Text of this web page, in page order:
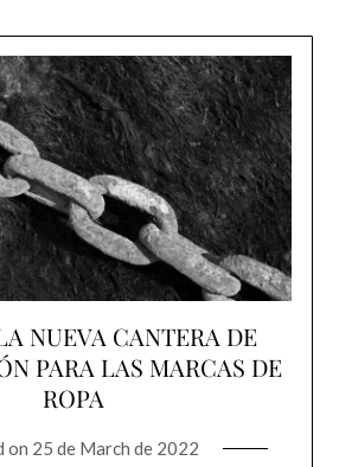
NUEVA CANTERA DE
PARA LAS MARCAS DE
ROPA
on 25 de March de 2022